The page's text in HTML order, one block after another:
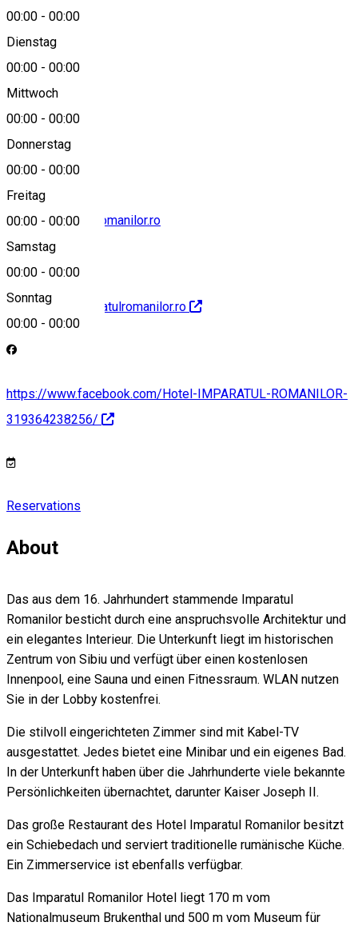
00:00 - 00:00
Dienstag
00:00 - 00:00
Mittwoch
00:00 - 00:00
Donnerstag
00:00 - 00:00
Freitag
00:00 - 00:00
Samstag
00:00 - 00:00
Sonntag
00:00 - 00:00
View on map
sibiu@imparatulromanilor.ro
http://www.imparatulromanilor.ro
https://www.facebook.com/Hotel-IMPARATUL-ROMANILOR-
319364238256/
Reservations
About
Das aus dem 16. Jahrhundert stammende Imparatul
Romanilor besticht durch eine anspruchsvolle Architektur und
ein elegantes Interieur. Die Unterkunft liegt im historischen
Zentrum von Sibiu und verfügt über einen kostenlosen
Innenpool, eine Sauna und einen Fitnessraum. WLAN nutzen
Sie in der Lobby kostenfrei.
Die stilvoll eingerichteten Zimmer sind mit Kabel-TV
ausgestattet. Jedes bietet eine Minibar und ein eigenes Bad.
In der Unterkunft haben über die Jahrhunderte viele bekannte
Persönlichkeiten übernachtet, darunter Kaiser Joseph II.
Das große Restaurant des Hotel Imparatul Romanilor besitzt
ein Schiebedach und serviert traditionelle rumänische Küche.
Ein Zimmerservice ist ebenfalls verfügbar.
Das Imparatul Romanilor Hotel liegt 170 m vom
Nationalmuseum Brukenthal und 500 m vom Museum für